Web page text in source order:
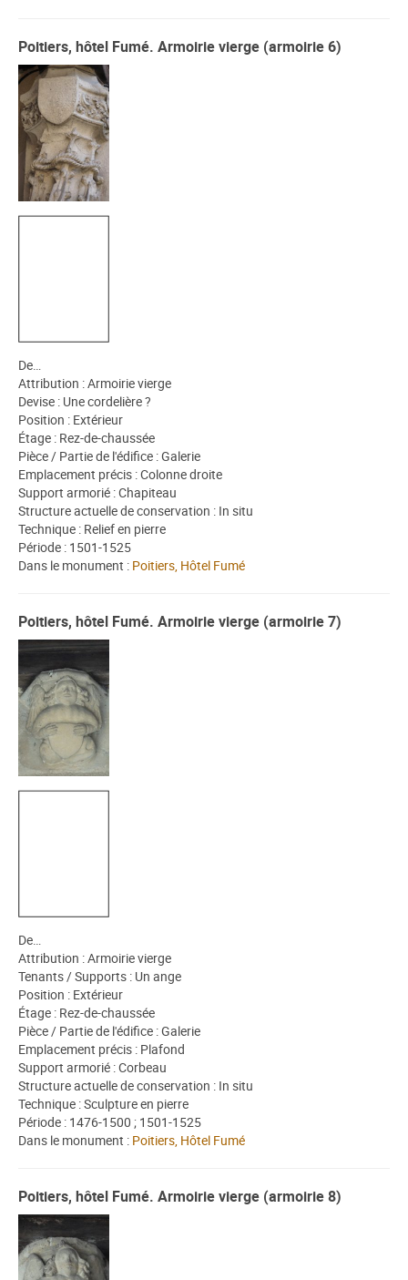
Poitiers, hôtel Fumé. Armoirie vierge (armoirie 6)
De…
Attribution : Armoirie vierge
Devise : Une cordelière ?
Position : Extérieur
Étage : Rez-de-chaussée
Pièce / Partie de l'édifice : Galerie
Emplacement précis : Colonne droite
Support armorié : Chapiteau
Structure actuelle de conservation : In situ
Technique : Relief en pierre
Période : 1501-1525
Dans le monument : Poitiers, Hôtel Fumé
Poitiers, hôtel Fumé. Armoirie vierge (armoirie 7)
De…
Attribution : Armoirie vierge
Tenants / Supports : Un ange
Position : Extérieur
Étage : Rez-de-chaussée
Pièce / Partie de l'édifice : Galerie
Emplacement précis : Plafond
Support armorié : Corbeau
Structure actuelle de conservation : In situ
Technique : Sculpture en pierre
Période : 1476-1500 ; 1501-1525
Dans le monument : Poitiers, Hôtel Fumé
Poitiers, hôtel Fumé. Armoirie vierge (armoirie 8)